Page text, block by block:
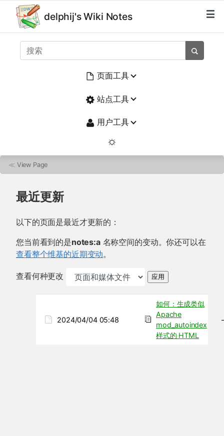
delphij's Wiki Notes
页面工具
站点工具
用户工具
≪ View Page
最近更新
以下的页面是最近才更新的：
您当前看到的是notes:a名称空间的变动。你还可以在
查看整个维基的近期变动。
查看何种更改 应用
2024/04/04 05:48
如何：生成类似
Apache
mod_autoindex
样式的 HTML